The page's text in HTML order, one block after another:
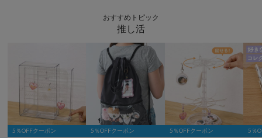
おすすめトピック
推し活
5％OFFクーポン 5％OFFクーポン 5％OFFクーポン 5％